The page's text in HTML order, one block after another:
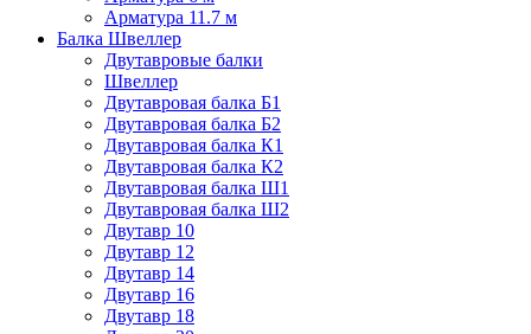
Арматура 11.7 м
Балка Швеллер
Двутавровые балки
Швеллер
Двутавровая балка Б1
Двутавровая балка Б2
Двутавровая балка К1
Двутавровая балка К2
Двутавровая балка Ш1
Двутавровая балка Ш2
Двутавр 10
Двутавр 12
Двутавр 14
Двутавр 16
Двутавр 18